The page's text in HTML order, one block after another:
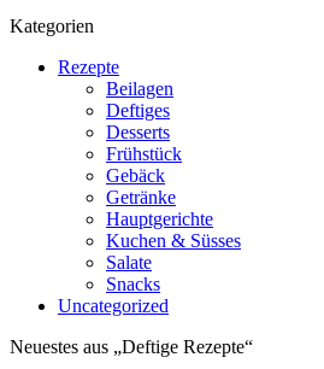
Kategorien
Rezepte
Beilagen
Deftiges
Desserts
Frühstück
Gebäck
Getränke
Hauptgerichte
Kuchen & Süsses
Salate
Snacks
Uncategorized
Neuestes aus „Deftige Rezepte“